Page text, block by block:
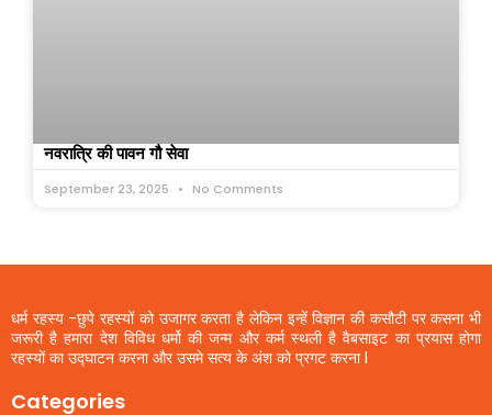
नवरात्रि की पावन गौ सेवा
September 23, 2025 No Comments
धर्म रहस्य -छुपे रहस्यों को उजागर करता है लेकिन इन्हें विज्ञान की कसौटी पर कसना भी
जरूरी है हमारा देश विविध धर्मो की जन्म और कर्म स्थली है वैबसाइट का प्रयास होगा
रहस्यों का उद्घाटन करना और उसमे सत्य के अंश को प्रगट करना l
Categories